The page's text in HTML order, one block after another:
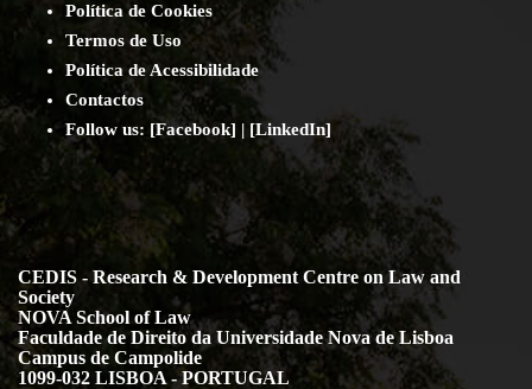
Política de Cookies
Termos de Uso
Política de Acessibilidade
Contactos
Follow us: [Facebook] | [LinkedIn]
CEDIS - Research & Development Centre on Law and
Society
NOVA School of Law
Faculdade de Direito da Universidade Nova de Lisboa
Campus de Campolide
1099-032 LISBOA - PORTUGAL